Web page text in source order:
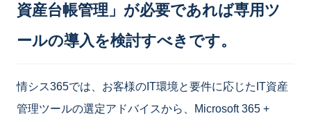
資産台帳管理」が必要であれば専用ツ
ールの導入を検討すべきです。
情シス365では、お客様のIT環境と要件に応じたIT資産
管理ツールの選定アドバイスから、Microsoft 365 +